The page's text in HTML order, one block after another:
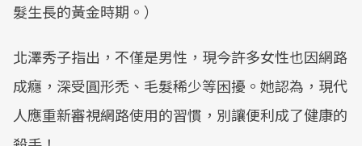
髮生長的黃金時期。 ）
北澤秀子指出，不僅是男性，現今許多女性也因網路
成癮，深受圓形禿、毛髮稀少等困擾。她認為，現代
人應重新審視網路使用的習慣，別讓便利成了健康的